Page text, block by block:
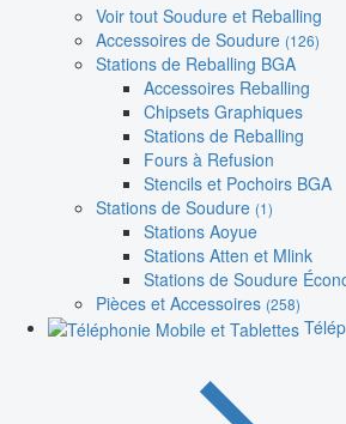
Voir tout Soudure et Reballing
Accessoires de Soudure (126)
Stations de Reballing BGA
Accessoires Reballing
Chipsets Graphiques
Stations de Reballing
Fours à Refusion
Stencils et Pochoirs BGA
Stations de Soudure (1)
Stations Aoyue
Stations Atten et Mlink
Stations de Soudure
Pièces et Accessoires (258)